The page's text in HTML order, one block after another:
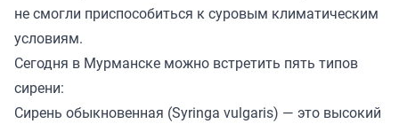
не смогли приспособиться к суровым климатическим
условиям.
Сегодня в Мурманске можно встретить пять типов
сирени:
Сирень обыкновенная (Syringa vulgaris) — это высокий